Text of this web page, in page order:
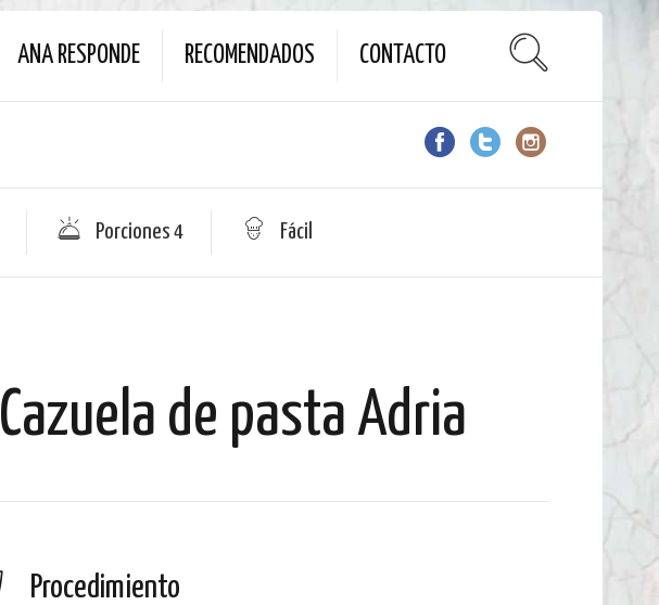
ANA RESPONDE RECOMENDADOS CONTACTO
Porciones 4 Fácil
Cazuela de pasta Adria
Procedimiento